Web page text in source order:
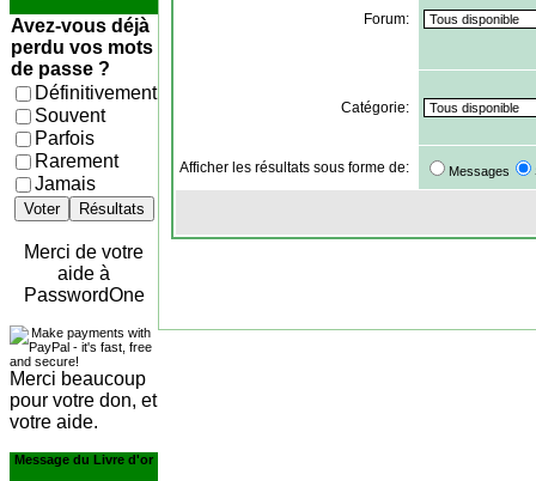
Avez-vous déjà
perdu vos mots
de passe ?
Définitivement
Souvent
Parfois
Rarement
Jamais
Voter Résultats
Merci de votre
aide à
PasswordOne
Merci beaucoup
pour votre don, et
votre aide.
Message du Livre d'or
Forum:
Catégorie:
Afficher les résultats sous forme de: Messages